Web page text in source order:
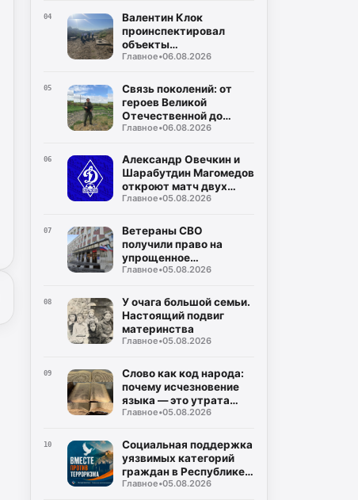
04
Валентин Клок
проинспектировал
объекты
водоснабжения в
Главное•06.08.2026
05
Связь поколений: от
героев Великой
Отечественной до
защитников СВО
Главное•06.08.2026
06
Александр Овечкин и
Шарабутдин Магомедов
откроют матч двух
«Динамо»
Главное•05.08.2026
07
Ветераны СВО
получили право на
упрощенное
заключение
Главное•05.08.2026
08
У очага большой семьи.
Настоящий подвиг
материнства
Главное•05.08.2026
09
Слово как код народа:
почему исчезновение
языка — это утрата
мира
Главное•05.08.2026
10
Социальная поддержка
уязвимых категорий
граждан в Республике
Дагестан
Главное•05.08.2026